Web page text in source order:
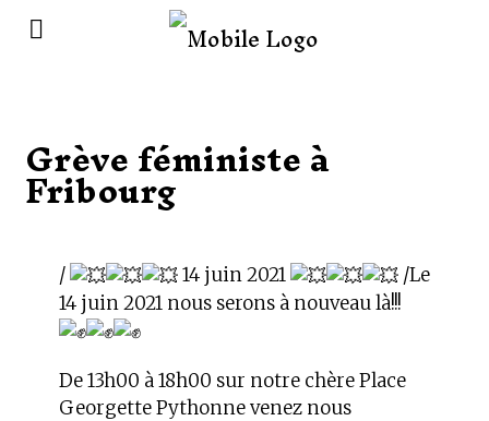
Grève féministe à
Fribourg
/ 14 juin 2021
/Le
14 juin 2021 nous serons à nouveau là!!!
De 13h00 à 18h00 sur notre chère Place
Georgette Pythonne venez nous